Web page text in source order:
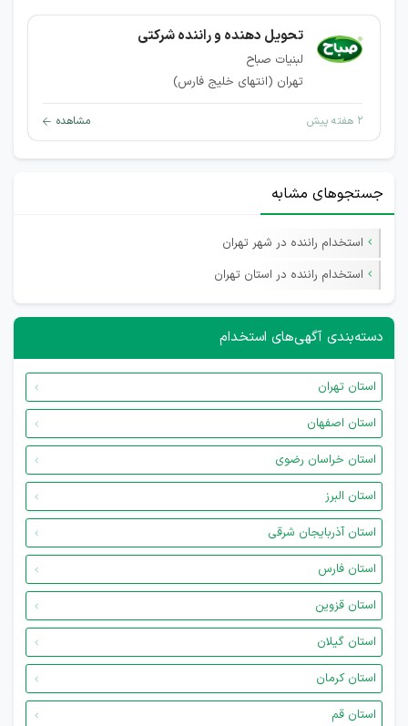
تحویل دهنده و راننده شرکتی
لبنیات صباح
تهران (انتهای خلیج فارس)
۲ هفته پیش مشاهده
جستجوهای مشابه
استخدام راننده در شهر تهران
استخدام راننده در استان تهران
دسته‌بندی آگهی‌های استخدام
استان تهران
استان اصفهان
استان خراسان رضوی
استان البرز
استان آذربایجان شرقی
استان فارس
استان قزوین
استان گیلان
استان کرمان
استان قم